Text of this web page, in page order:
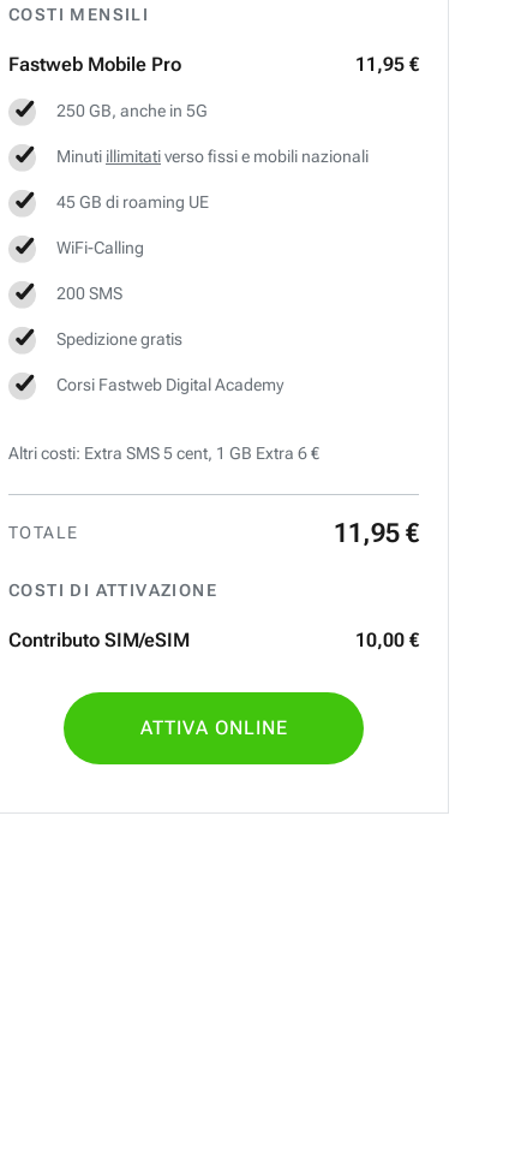
COSTI MENSILI
Fastweb Mobile Pro 11,95 €
250 GB, anche in 5G
Minuti illimitativerso fissi e mobili nazionali
45 GB di roaming UE
WiFi-Calling
200 SMS
Spedizione gratis
Corsi Fastweb Digital Academy
Altri costi: Extra SMS 5 cent, 1 GB Extra 6 €
TOTALE 11 ,95 €
COSTI DI ATTIVAZIONE
Contributo SIM/eSIM 10,00 €
ATTIVA ONLINE